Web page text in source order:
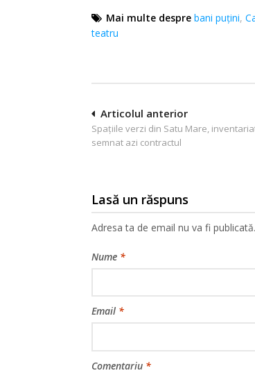
Mai multe despre bani puțini,
teatru
Navigare
în
Articolul anterior
Spațiile verzi din Satu Mare,
semnat azi contractul
Lasă un răspuns
Adresa ta de email nu va fi publicată.
Nume *
Email *
Comentariu *